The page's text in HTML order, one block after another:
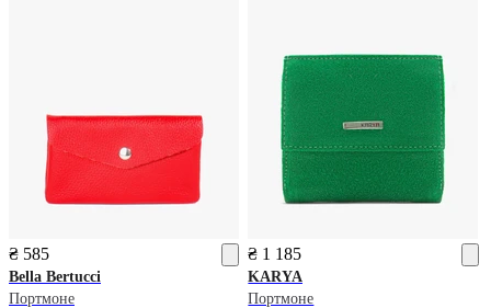
₴ 585
Bella Bertucci
Портмоне
₴ 1 185
KARYA
Портмоне